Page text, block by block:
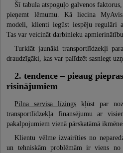
Šī tabula atspoguļo galvenos
pieņemt lēmumu. Kā liecina MyAvis
modeli, klienti iegūst iespēju regulāri
Tas var veicināt darbinieku
Turklāt jaunāki transportlīdzekļi
draudzīgāki, kas var palīdzēt sasniegt
2. tendence – pieaug
risinājumiem
Pilna servisa līzings kļūst par
transportlīdzekļa finansējumu ar
pakalpojumiem vienā pārskatāmā
Klientu vēlme izvairīties no
un tehniskām problēmām ir viens no